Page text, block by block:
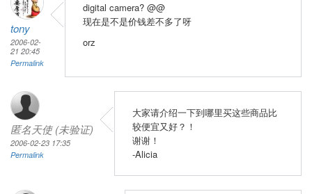
tony
2006-02-
21 20:45
Permalink
digital camera? @@
现在是不是价钱差不多了呀
orz
匿名天使 (未验证)
2006-02-23 17:35
Permalink
大家请介绍一下到哪里买这些商品比
较便宜又好？！
谢谢！
-Alicia